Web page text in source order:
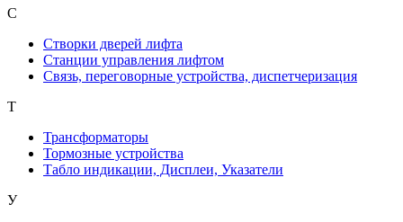
С
Створки дверей лифта
Станции управления лифтом
Связь, переговорные устройства, диспетчеризация
Т
Трансформаторы
Тормозные устройства
Табло индикации, Дисплеи, Указатели
У